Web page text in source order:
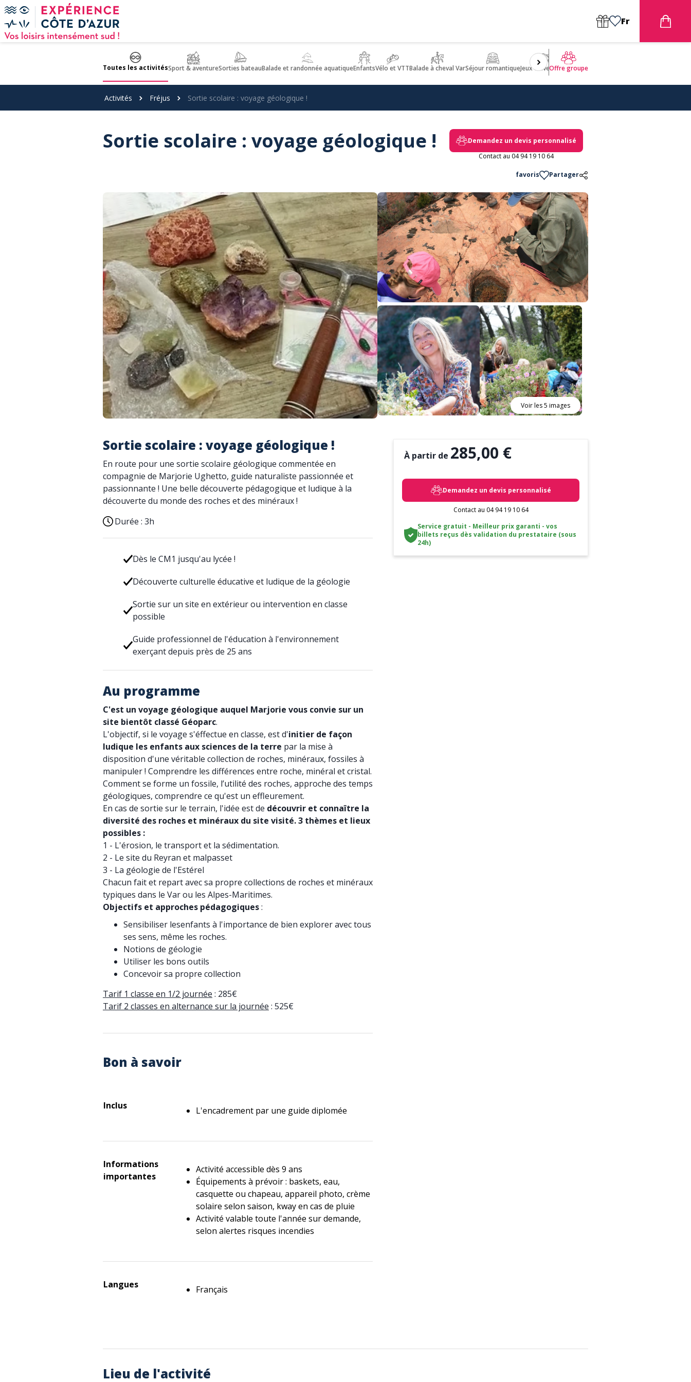
Panneau de gestion des cookies
Fr
Toutes les activitésSport & aventureSorties bateauBalade et randonnée aquatiqueEnfantsVélo et VTTBalade à cheval VarSéjour romantiqueJeux d'aventuresBien être
Offre groupe
Activités Fréjus Sortie scolaire : voyage géologique !
Sortie scolaire : voyage géologique !
Demandez un devis personnalisé
Contact au 04 94 19 10 64
favoris Partager
Voir les 5 images
Sortie scolaire : voyage géologique !
En route pour une sortie scolaire géologique commentée en
compagnie de Marjorie Ughetto, guide naturaliste passionnée et
passionnante ! Une belle découverte pédagogique et ludique à la
découverte du monde des roches et des minéraux !
Durée : 3h
Dès le CM1 jusqu'au lycée !
Découverte culturelle éducative et ludique de la géologie
Sortie sur un site en extérieur ou intervention en classe
possible
Guide professionnel de l'éducation à l'environnement
exerçant depuis près de 25 ans
Au programme
C'est un voyage géologique auquel Marjorie vous convie sur un
site bientôt classé Géoparc.
L'objectif, si le voyage s'éffectue en classe, est d'initier de façon
ludique les enfants aux sciences de la terre par la mise à
disposition d'une véritable collection de roches, minéraux, fossiles à
manipuler ! Comprendre les différences entre roche, minéral et cristal.
Comment se forme un fossile, l’utilité des roches, approche des temps
géologiques, comprendre ce qu'est un effleurement.
En cas de sortie sur le terrain, l'idée est de découvrir et connaître la
diversité des roches et minéraux du site visité. 3 thèmes et lieux
possibles :
1 - L'érosion, le transport et la sédimentation.
2 - Le site du Reyran et malpasset
3 - La géologie de l'Estérel
Chacun fait et repart avec sa propre collections de roches et minéraux
typiques dans le Var ou les Alpes-Maritimes.
Objectifs et approches pédagogiques:
Sensibiliser lesenfants à l'importance de bien explorer avec tous
ses sens, même les roches.
Notions de géologie
Utiliser les bons outils
Concevoir sa propre collection
Tarif 1 classe en 1/2 journée : 285€
Tarif 2 classes en alternance sur la journée : 525€
Bon à savoir
Inclus L'encadrement par une guide diplomée
Informations
importantes
Activité accessible dès 9 ans
Équipements à prévoir : baskets, eau,
casquette ou chapeau, appareil photo, crème
solaire selon saison, kway en cas de pluie
Activité valable toute l'année sur demande,
selon alertes risques incendies
Langues Français
À partir de 285,00 €
Demandez un devis personnalisé
Contact au 04 94 19 10 64
Service gratuit - Meilleur prix garanti - vos
billets reçus dès validation du prestataire (sous
24h)
Lieu de l'activité